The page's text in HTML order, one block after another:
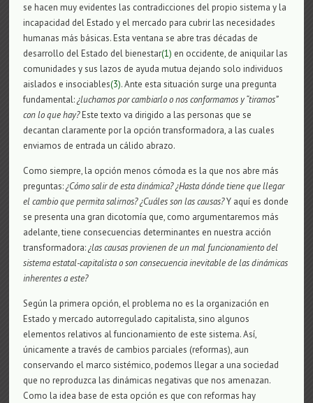
se hacen muy evidentes las contradicciones del propio sistema y la
incapacidad del Estado y el mercado para cubrir las necesidades
humanas más básicas. Esta ventana se abre tras décadas de
desarrollo del Estado del bienestar(1) en occidente, de aniquilar las
comunidades y sus lazos de ayuda mutua dejando solo individuos
aislados e insociables(3). Ante esta situación surge una pregunta
fundamental:¿luchamos por cambiarlo o nos conformamos y “tiramos”
con lo que hay?Este texto va dirigido a las personas que se
decantan claramente por la opción transformadora, a las cuales
enviamos de entrada un cálido abrazo.
Como siempre, la opción menos cómoda es la que nos abre más
preguntas:¿Cómo salir de esta dinámica? ¿Hasta dónde tiene que llegar
el cambio que permita salirnos? ¿Cuáles son las causas?Y aquí es donde
se presenta una gran dicotomía que, como argumentaremos más
adelante, tiene consecuencias determinantes en nuestra acción
transformadora:¿las causas provienen de un mal funcionamiento del
sistema estatal-capitalista o son consecuencia inevitable de las dinámicas
inherentes a este?
Según la primera opción, el problema no es la organización en
Estado y mercado autorregulado capitalista, sino algunos
elementos relativos al funcionamiento de este sistema. Así,
únicamente a través de cambios parciales (reformas), aun
conservando el marco sistémico, podemos llegar a una sociedad
que no reproduzca las dinámicas negativas que nos amenazan.
Como la idea base de esta opción es que con reformas hay